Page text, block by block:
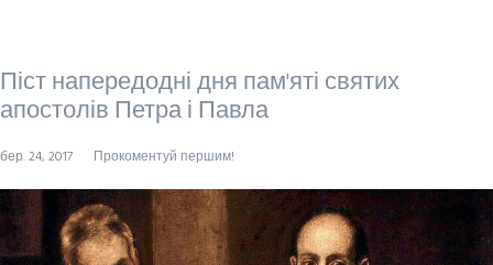
Піст напередодні дня пам'яті святих
апостолів Петра і Павла
бер. 24, 2017 Прокоментуй першим!